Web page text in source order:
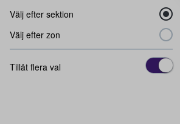
Välj efter sektion
Välj efter zon
Tillåt flera val